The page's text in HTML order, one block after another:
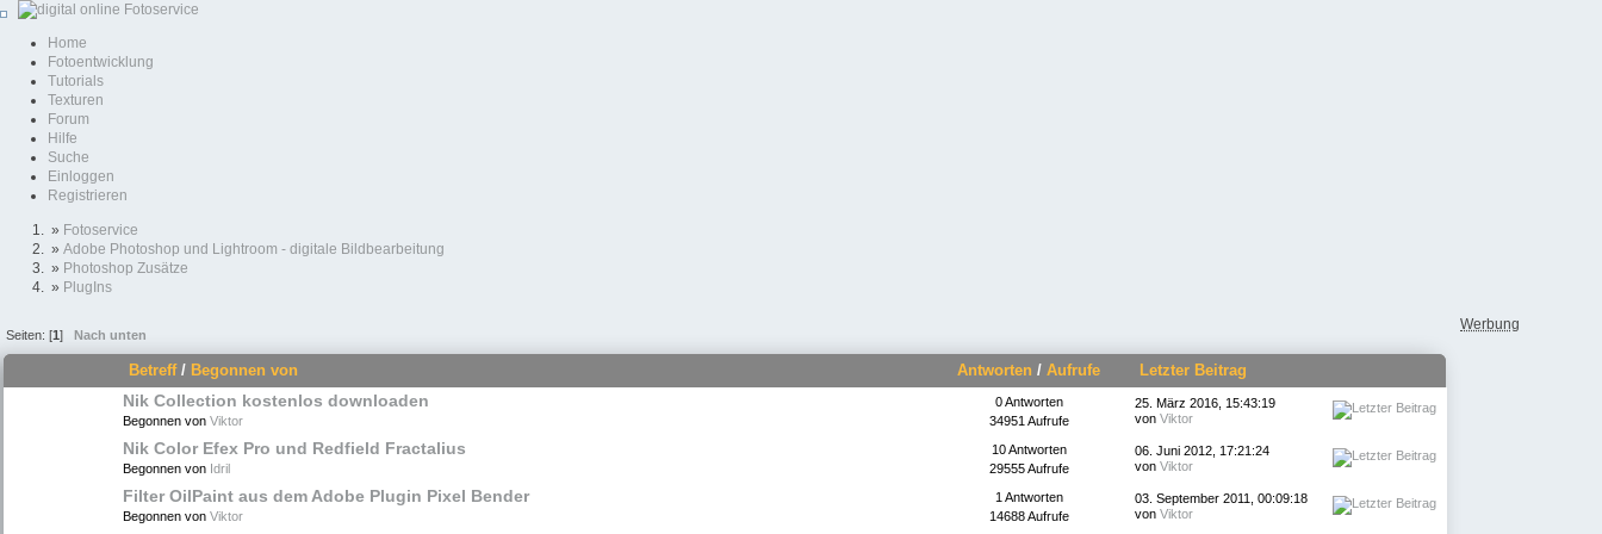
Home
Fotoentwicklung
Tutorials
Texturen
Forum
Hilfe
Suche
Einloggen
Registrieren
» Fotoservice
» Adobe Photoshop und Lightroom - digitale Bildbearbeitung
» Photoshop Zusätze
» PlugIns
Seiten: [1] Nach unten
Betreff/ Begonnen von Antworten / Aufrufe
Letzter Beitrag
Nik Collection kostenlos downloaden
Begonnen von Viktor
0 Antworten
34951 Aufrufe
25. März 2016, 15:43:19
von Viktor
Nik Color Efex Pro und Redfield Fractalius
Begonnen von Idril
10 Antworten
29555 Aufrufe
06. Juni 2012, 17:21:24
von Viktor
Filter OilPaint aus dem Adobe Plugin Pixel Bender
Begonnen von Viktor
1 Antworten
14688 Aufrufe
03. September 2011, 00:09:18
von Viktor
Werbung